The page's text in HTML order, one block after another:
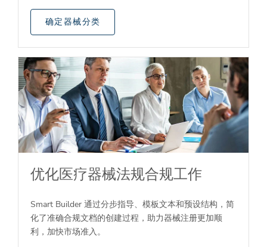
确定器械分类
优化医疗器械法规合规工作
Smart Builder 通过分步指导、模板文本和预设结构，简
化了准确合规文档的创建过程，助力器械注册更加顺
利，加快市场准入。